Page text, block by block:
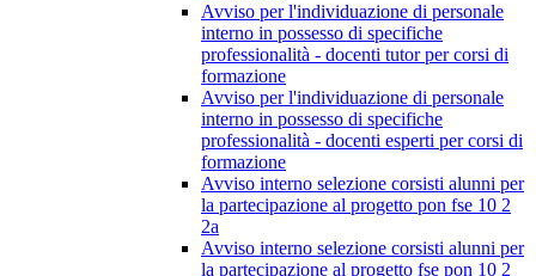
Avviso per l'individuazione di personale
interno in possesso di specifiche
professionalità - docenti tutor per corsi di
formazione
Avviso per l'individuazione di personale
interno in possesso di specifiche
professionalità - docenti esperti per corsi di
formazione
Avviso interno selezione corsisti alunni per
la partecipazione al progetto pon fse 10 2
2a
Avviso interno selezione corsisti alunni per
la partecipazione al progetto fse pon 10 2